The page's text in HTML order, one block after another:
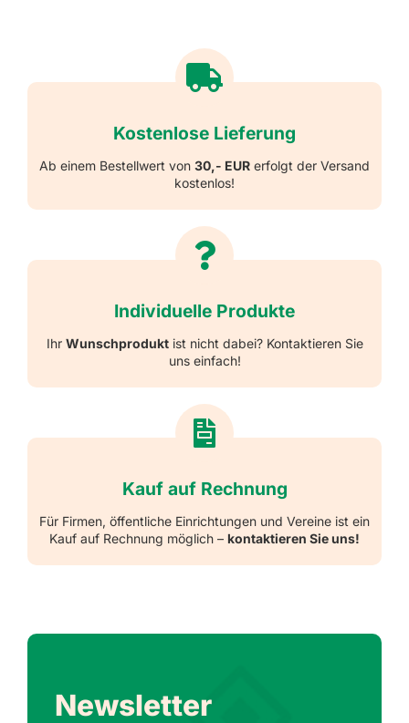
Kostenlose Lieferung
Ab einem Bestellwert von 30,- EUR erfolgt der Versand
kostenlos!
Individuelle Produkte
Ihr Wunschproduktist nicht dabei? Kontaktieren Sie
uns einfach!
Kauf auf Rechnung
Für Firmen, öffentliche Einrichtungen und Vereine ist ein
Kauf auf Rechnung möglich – kontaktieren Sie uns!
Newsletter